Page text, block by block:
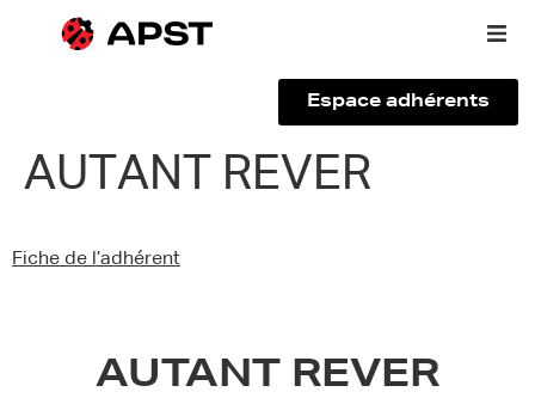
Qui sommes-nous ?
Espace adhérents
AUTANT REVER
Fiche de l’adhérent
AUTANT REVER